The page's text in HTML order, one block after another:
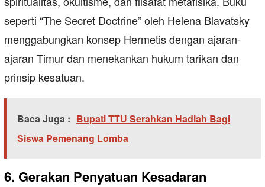
seperti “The Secret Doctrine” oleh Helena Blavatsky
menggabungkan konsep Hermetis dengan ajaran-
ajaran Timur dan menekankan hukum tarikan dan
prinsip kesatuan.
Baca Juga : Bupati TTU Serahkan Hadiah Bagi
Siswa Pemenang Lomba
6. Gerakan Penyatuan Kesadaran